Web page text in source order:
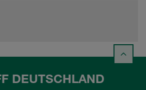
DEUTSCHLAND